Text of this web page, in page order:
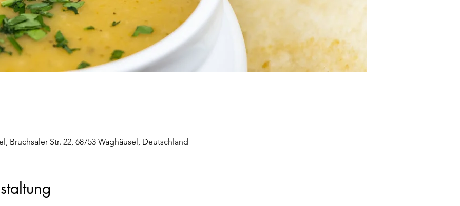
Bruchsaler Str. 22, 68753 Waghäusel, Deutschland